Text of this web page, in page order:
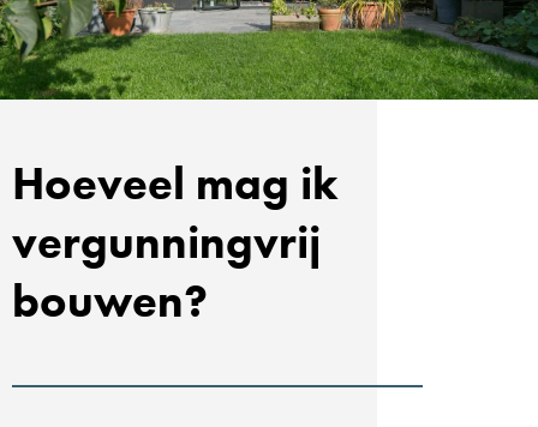
Hoeveel mag ik
vergunningvrij
bouwen?